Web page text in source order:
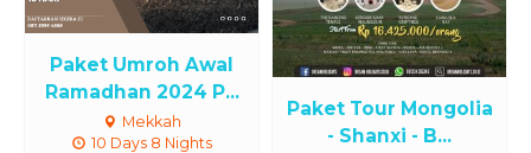
Paket Umroh Awal
Ramadhan 2024 P...
Mekkah
10 Days 8 Nights
Paket Tour Mongolia
- Shanxi - B...